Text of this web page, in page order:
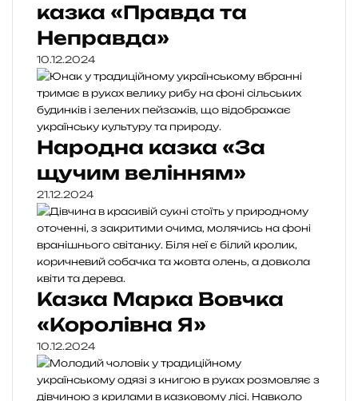
казка «Правда та
Неправда»
10.12.2024
Народна казка «За
щучим велінням»
21.12.2024
Казка Марка Вовчка
«Королівна Я»
10.12.2024